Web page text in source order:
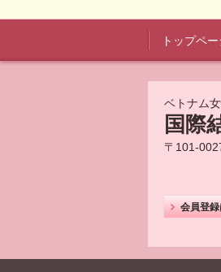
トップペー
ベトナム
国際
〒101-
会員登